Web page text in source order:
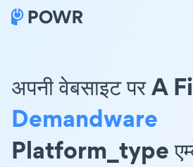
अपनी वेबसाइट पर
Demandware
Platform_type